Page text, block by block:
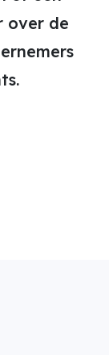
over de